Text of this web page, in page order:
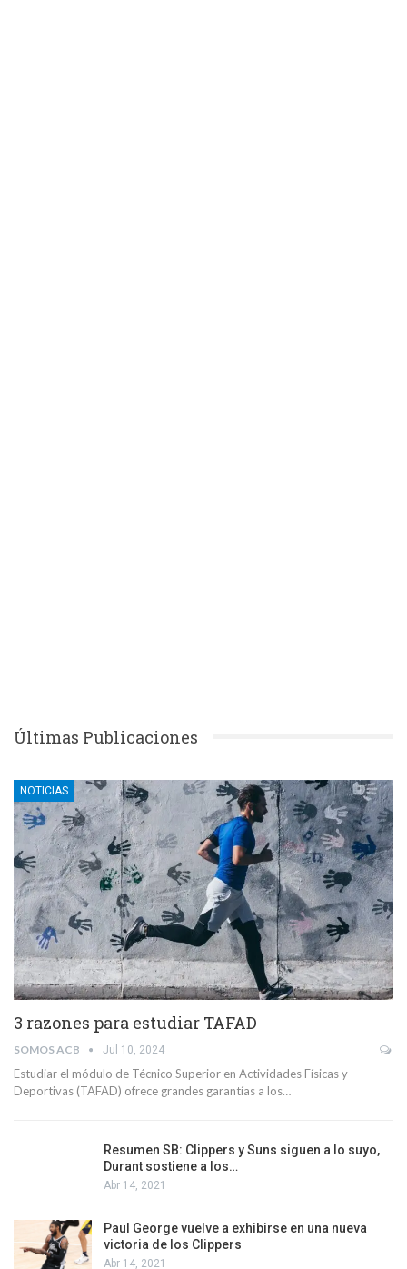
Últimas Publicaciones
NOTICIAS
3 razones para estudiar TAFAD
SOMOS ACB Jul 10, 2024
Estudiar el módulo de Técnico Superior en Actividades Físicas y
Deportivas (TAFAD) ofrece grandes garantías a los…
Resumen SB: Clippers y Suns siguen a lo suyo,
Durant sostiene a los…
Abr 14, 2021
Paul George vuelve a exhibirse en una nueva
victoria de los Clippers
Abr 14, 2021